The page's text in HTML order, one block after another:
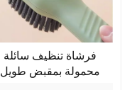
فرشاة تنظيف سائلة
محمولة بمقبض طويل